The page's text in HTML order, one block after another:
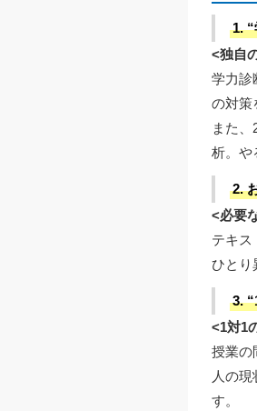
1.
<独自
学力診
の対策
また
析。や
2.
<必要
テキス
ひとり
3.
<1対1
授業の
人の
す。